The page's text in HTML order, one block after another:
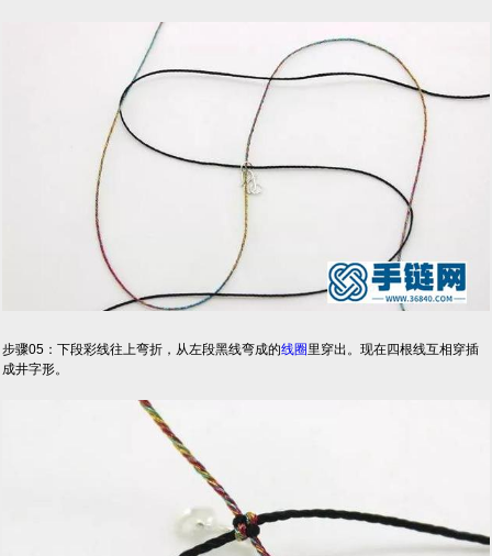
步骤05：下段彩线往上弯折，从左段黑线弯成的线圈 里穿出。现在四根线互相穿插
成井字形。